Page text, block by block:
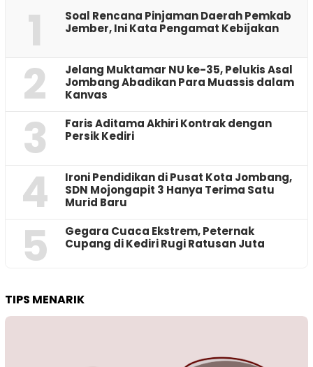
1
‎Soal Rencana Pinjaman Daerah Pemkab
Jember, Ini Kata Pengamat Kebijakan ‎
2
Jelang Muktamar NU ke-35, Pelukis Asal
Jombang Abadikan Para Muassis dalam
Kanvas
3
Faris Aditama Akhiri Kontrak dengan
Persik Kediri
4
Ironi Pendidikan di Pusat Kota Jombang,
SDN Mojongapit 3 Hanya Terima Satu
Murid Baru
5
‎Gegara Cuaca Ekstrem, Peternak
Cupang di Kediri Rugi Ratusan Juta
TIPS MENARIK